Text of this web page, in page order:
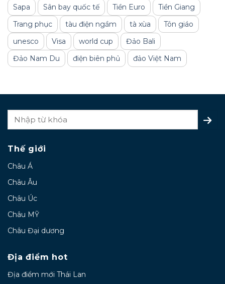
Sapa
Sân bay quốc tế Tiền Euro
Tiền Giang
Trang phục
tàu điện ngầm tà xùa
Tôn giáo
unesco
Visa world cup
Đảo Bali
Đảo Nam Du
điện biên phủ đảo Việt Nam
Thế giới
Châu Á
Châu Âu
Châu Úc
Châu MỸ
Châu Đại dương
Địa điểm hot
Địa điểm mới Thái Lan